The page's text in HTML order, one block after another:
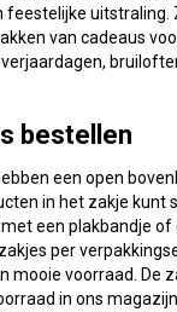
feestelijke uitstraling.
van cadeaus
bestellen
een open
in het zakje kunt
een plakbandje of
per
mooie voorraad. De
in ons